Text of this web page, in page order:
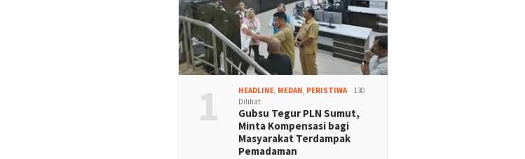
1 HEADLINE, MEDAN, PERISTIWA
130
Dilihat
Gubsu Tegur PLN Sumut,
Minta Kompensasi bagi
Masyarakat Terdampak
Pemadaman